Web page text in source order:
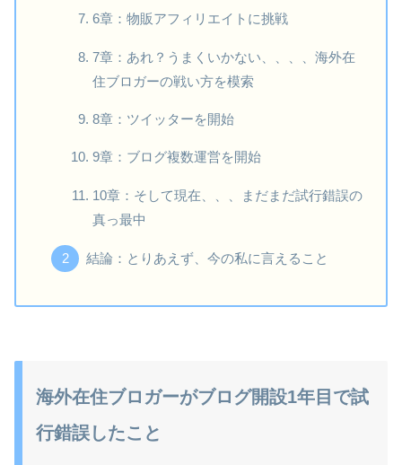
6章：物販アフィリエイトに挑戦
7章：あれ？うまくいかない、、、、海外在
住ブロガーの戦い方を模索
8章：ツイッターを開始
9章：ブログ複数運営を開始
10章：そして現在、、、まだまだ試行錯誤の
真っ最中
結論：とりあえず、今の私に言えること
海外在住ブロガーがブログ開設1年目で試
行錯誤したこと